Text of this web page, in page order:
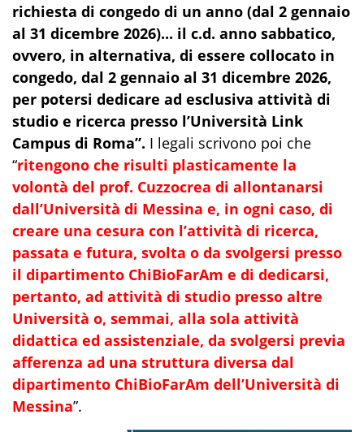
richiesta di congedo di un anno (dal 2 gennaio
al 31 dicembre 2026)... il c.d. anno sabbatico,
ovvero, in alternativa, di essere collocato in
congedo, dal 2 gennaio al 31 dicembre 2026,
per potersi dedicare ad esclusiva attività di
studio e ricerca presso l’Università Link
Campus di Roma”. I legali scrivono poi che
“ritengono che risulti plasticamente la
volontà del prof. Cuzzocrea di allontanarsi
dall’Università di Messina e, in ogni caso, di
creare una cesura con l’attività di ricerca,
passata e futura, svolta o da svolgersi presso
il dipartimento ChiBioFarAm e di dedicarsi,
pertanto, ad attività di studio presso altre
Università o, semmai, alla sola attività
didattica ed assistenziale, da svolgersi previa
afferenza ad una struttura diversa dal
dipartimento ChiBioFarAm dell’Università di
Messina”.